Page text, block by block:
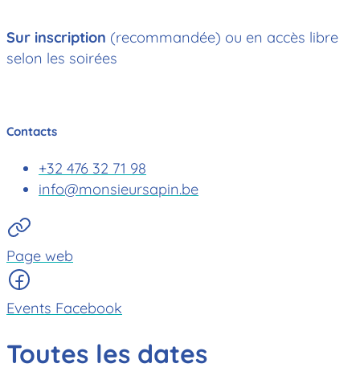
Sur inscription (recommandée) ou en accès libre
selon les soirées
Contacts
+32 476 32 71 98
info@monsieursapin.be
Page web
Events Facebook
Toutes les dates